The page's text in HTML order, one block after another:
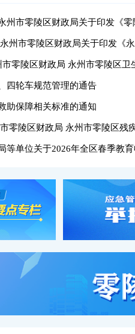
州市零陵区财政局关于印发《
州市零陵区财政局关于印发《
零陵区财政局 永州市零陵区卫
四轮车规范管理的通告
助保障相关标准的通知
零陵区财政局 永州市零陵区残
等单位关于2026年全区春季教